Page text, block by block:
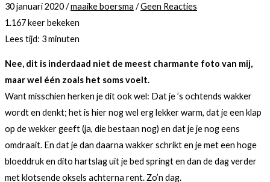
30 januari 2020/maaike boersma /Geen Reacties
1.167 keer bekeken
Lees tijd: 3minuten
Nee, dit is inderdaad niet de meest charmante foto van mij,
maar wel één zoals het soms voelt.
Want misschien herken je dit ook wel: Dat je ’s ochtends wakker
wordt en denkt; het is hier nog wel erg lekker warm, dat je een klap
op de wekker geeft (ja, die bestaan nog) en dat je je nog eens
omdraait. En dat je dan daarna wakker schrikt en je met een hoge
bloeddruk en dito hartslag uit je bed springt en dan de dag verder
met klotsende oksels achterna rent. Zo’n dag.